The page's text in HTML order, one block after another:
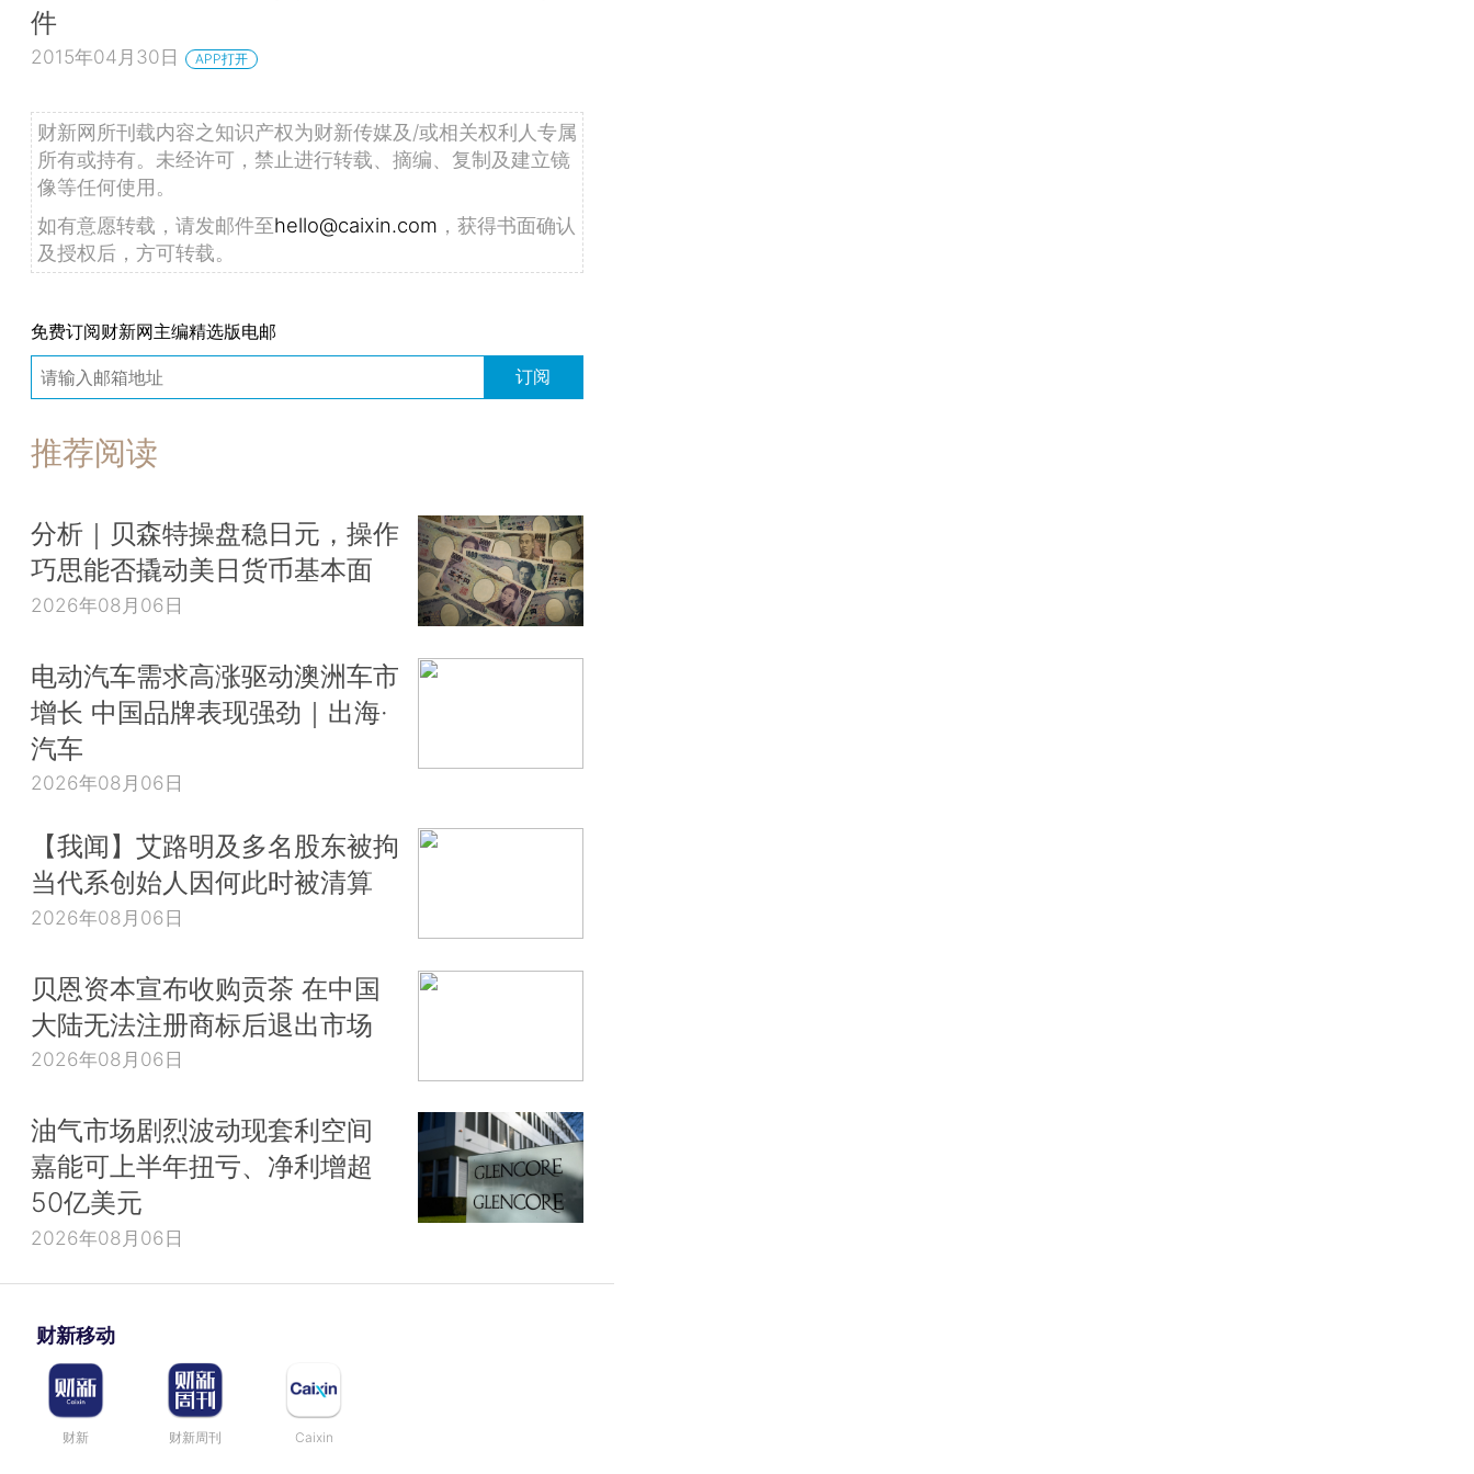
件
2015年04月30日 APP打开
财新网所刊载内容之知识产权为财新传媒及/或相关权利人专属
所有或持有。未经许可，禁止进行转载、摘编、复制及建立镜
像等任何使用。
如有意愿转载，请发邮件至hello@caixin.com ，获得书面确认
及授权后，方可转载。
免费订阅财新网主编精选版电邮
订阅
推荐阅读
分析｜贝森特操盘稳日元，操作
巧思能否撬动美日货币基本面
2026年08月06日
电动汽车需求高涨驱动澳洲车市
增长 中国品牌表现强劲｜出海·
汽车
2026年08月06日
【我闻】艾路明及多名股东被拘
当代系创始人因何此时被清算
2026年08月06日
贝恩资本宣布收购贡茶 在中国
大陆无法注册商标后退出市场
2026年08月06日
油气市场剧烈波动现套利空间
嘉能可上半年扭亏、净利增超
50亿美元
2026年08月06日
财新移动
财新 财新周刊 Caixin